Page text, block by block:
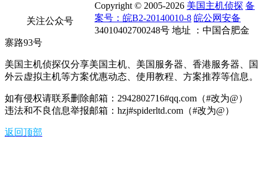
关注公众号
Copyright © 2005-2026 美国主机侦探 备
案号：皖B2-20140010-8 皖公网安备
34010402700248号 地址 ：中国合肥金
寨路93号
美国主机侦探仅分享美国主机、美国服务器、香港服务器、国
外云虚拟主机等方案优惠动态、使用教程、方案推荐等信息。
如有侵权请联系删除邮箱：2942802716#qq.com（#改为@）
违法和不良信息举报邮箱：hzj#spiderltd.com（#改为@）
返回顶部